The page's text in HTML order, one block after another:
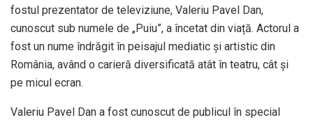
fostul prezentator de televiziune, Valeriu Pavel Dan,
cunoscut sub numele de „Puiu”, a încetat din viață. Actorul a
fost un nume îndrăgit în peisajul mediatic și artistic din
România, având o carieră diversificată atât în teatru, cât și
pe micul ecran.
Valeriu Pavel Dan a fost cunoscut de publicul în special